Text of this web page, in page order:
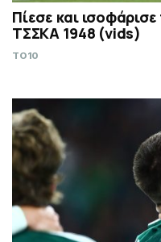
Πίεσε και
ΤΣΣΚΑ 1948 (vids)
TO10